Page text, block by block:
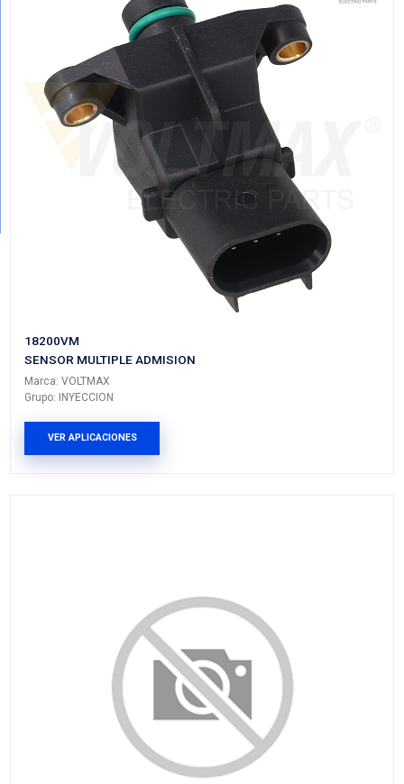
SENSOR MULTIPLE ADMISION
VER APLICACIONES